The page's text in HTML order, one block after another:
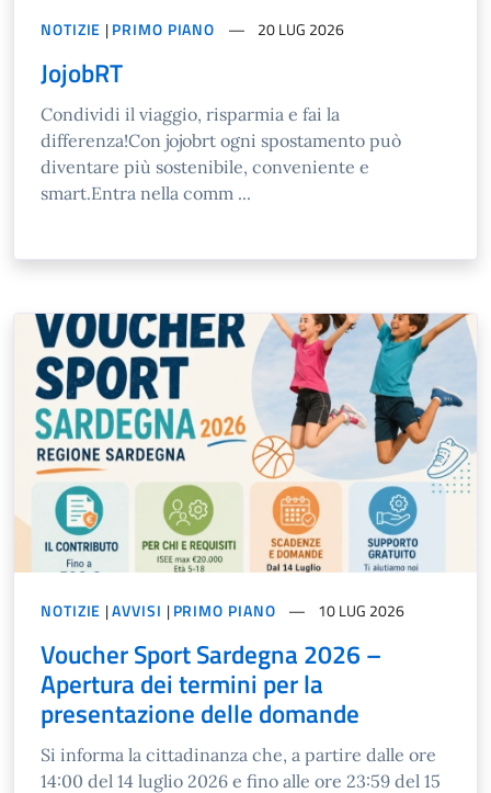
NOTIZIE |PRIMO PIANO 20 LUG 2026
JojobRT
Condividi il viaggio, risparmia e fai la
differenza!Con jojobrt ogni spostamento può
diventare più sostenibile, conveniente e
smart.Entra nella comm ...
NOTIZIE |AVVISI |PRIMO PIANO 10 LUG 2026
Voucher Sport Sardegna 2026 –
Apertura dei termini per la
presentazione delle domande
Si informa la cittadinanza che, a partire dalle ore
14:00 del 14 luglio 2026 e fino alle ore 23:59 del 15